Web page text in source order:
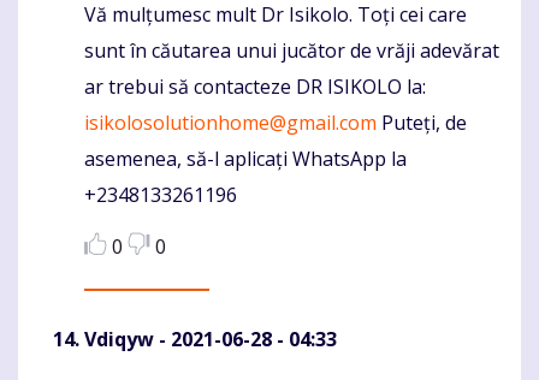
Vă mulțumesc mult Dr Isikolo. Toți cei care
sunt în căutarea unui jucător de vrăji adevărat
ar trebui să contacteze DR ISIKOLO la:
isikolosolutionhome@gmail.com Puteți, de
asemenea, să-l aplicați WhatsApp la
+2348133261196
0
0
Vdiqyw - 2021-06-28 - 04:33